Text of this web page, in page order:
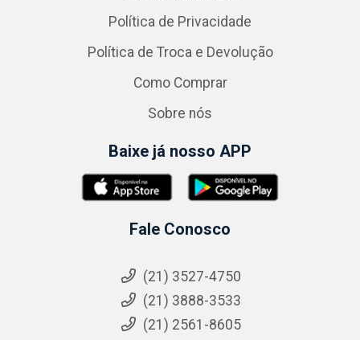
Política de Privacidade
Política de Troca e Devolução
Como Comprar
Sobre nós
Baixe já nosso APP
Fale Conosco
(21) 3527-4750
(21) 3888-3533
(21) 2561-8605